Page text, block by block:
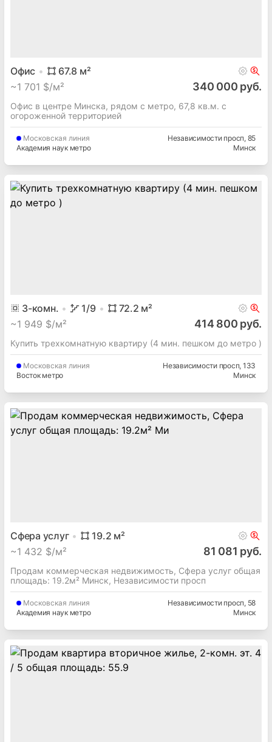
Офис 67.8 м²
~1 701 $/м² 340 000 руб.
Офис в центре Минска, рядом с метро, 67,8 кв.м. с
огороженной территорией
Московская линия
Академия наук метро
Независимости просп, 85
Минск
3-комн. 1/9 72.2 м²
~1 949 $/м² 414 800 руб.
Купить трехкомнатную квартиру (4 мин. пешком до метро )
Московская линия
Восток метро
Независимости просп, 133
Минск
Сфера услуг 19.2 м²
~1 432 $/м² 81 081 руб.
Продам коммерческая недвижимость, Сфера услуг общая
площадь: 19.2м² Минск, Независимости просп
Московская линия
Академия наук метро
Независимости просп, 58
Минск